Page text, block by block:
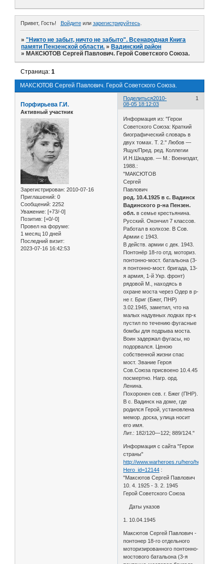
Привет, Гость! Войдитеили зарегистрируйтесь.
»"Никто не забыт, ничто не забыто". Всенародная Книга
памяти Пензенской области. » Вадинский район
» МАКСЮТОВ Сергей Павлович. Герой Советского Союза.
МАКСЮТОВ Сергей Павлович. Герой Советского Союза.
Страница:1
Поделиться 1
2010-
08-05 18:12:03
Порфирьева Г.И.
Активный участник
Зарегистрирован: 2010-07-16
Приглашений: 0
Сообщений: 2252
Уважение: [+73/-0]
Позитив: [+0/-0]
Провел на форуме:
1 месяц 10 дней
Последний визит:
2023-07-16 16:42:53
Информация из: "Герои
Советского Союза: Краткий
биографический словарь в
двух томах. Т. 2." Любов —
Ящук/Пред. ред. Коллегии
И.Н.Шкадов. — М.: Воениздат,
1988.:
"МАКСЮТОВ
Сергей
Павлович
род. 10.4.1925 в с. Вадинск
Вадинского р-на Пензен.
обл. в семье крестьянина.
Рус­ский. Окончил 7 классов.
Работал в кол­хозе. В Сов.
Армии с 1943.
В действ. армии с дек. 1943.
Понтонёр 18-го отд. моториз.
понтонно-мост. ба­тальона (3-
я понтонно-мост. бригада, 13-
я армия, 1-й Укр. фронт)
рядовой М., находясь в
охране моста через Одер в р-
не г. Бриг (Бжег, ПНР)
3.02.1945, заметил, что на
малых надувных лодках пр-к
пустил по течению фугасные
бомбы для подрыва моста.
Воин задержал фуга­сы, но
подорвался. Ценою
собственной жизни спас
мост. Звание Героя
Сов.Союза присвоено 10.4.45
посмертно. Нагр. орд.
Ленина.
Похоронен сев. г. Бжег (ПНР).
В с. Ва­динск на доме, где
родился Герой, уста­новлена
мемор. доска, улица носит
его имя.
Лит.: 182/120—122; 889/124."
Информация с сайта "Герои
страны"
http://www.warheroes.ru/hero/hero.asp?
Hero_id=12144 :
"Максютов Сергей Павлович
10. 4. 1925 - 3. 2. 1945
Герой Советского Союза
Даты указов
1. 10.04.1945
Максютов Сергей Павлович -
понтонер 18-го отдельного
моторизированного понтонно-
мостового батальона (3-я